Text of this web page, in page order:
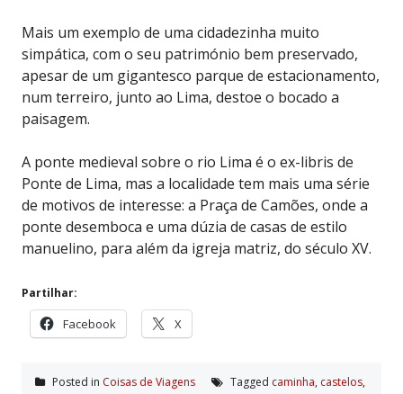
Mais um exemplo de uma cidadezinha muito
simpática, com o seu património bem preservado,
apesar de um gigantesco parque de estacionamento,
num terreiro, junto ao Lima, destoe o bocado a
paisagem.
A ponte medieval sobre o rio Lima é o ex-libris de
Ponte de Lima, mas a localidade tem mais uma série
de motivos de interesse: a Praça de Camões, onde a
ponte desemboca e uma dúzia de casas de estilo
manuelino, para além da igreja matriz, do século XV.
Partilhar:
Facebook X
Posted in Coisas de Viagens Tagged caminha, castelos,